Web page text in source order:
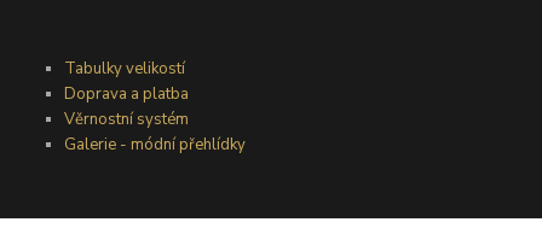
Tabulky velikostí
Doprava a platba
Věrnostní systém
Galerie - módní přehlídky